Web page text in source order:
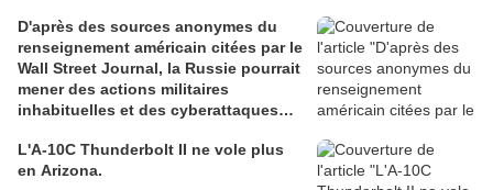
D'après des sources anonymes du
renseignement américain citées par le
Wall Street Journal, la Russie pourrait
mener des actions militaires
inhabituelles et des cyberattaques
L'A-10C Thunderbolt II ne vole plus
en Arizona.